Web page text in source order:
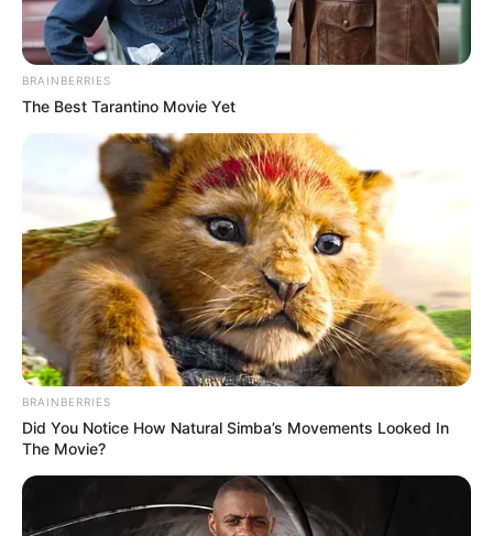
BRAINBERRIES
The Best Tarantino Movie Yet
BRAINBERRIES
Did You Notice How Natural Simba’s Movements Looked In
The Movie?